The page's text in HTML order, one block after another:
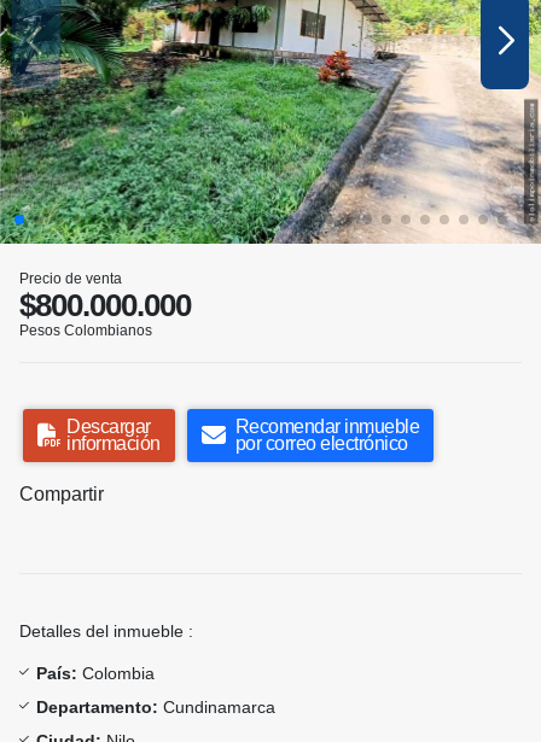
Precio de venta
$800.000.000
Pesos Colombianos
Descargar
información
Recomendar inmueble
por correo electrónico
Compartir
Detalles del inmueble :
País: Colombia
Departamento: Cundinamarca